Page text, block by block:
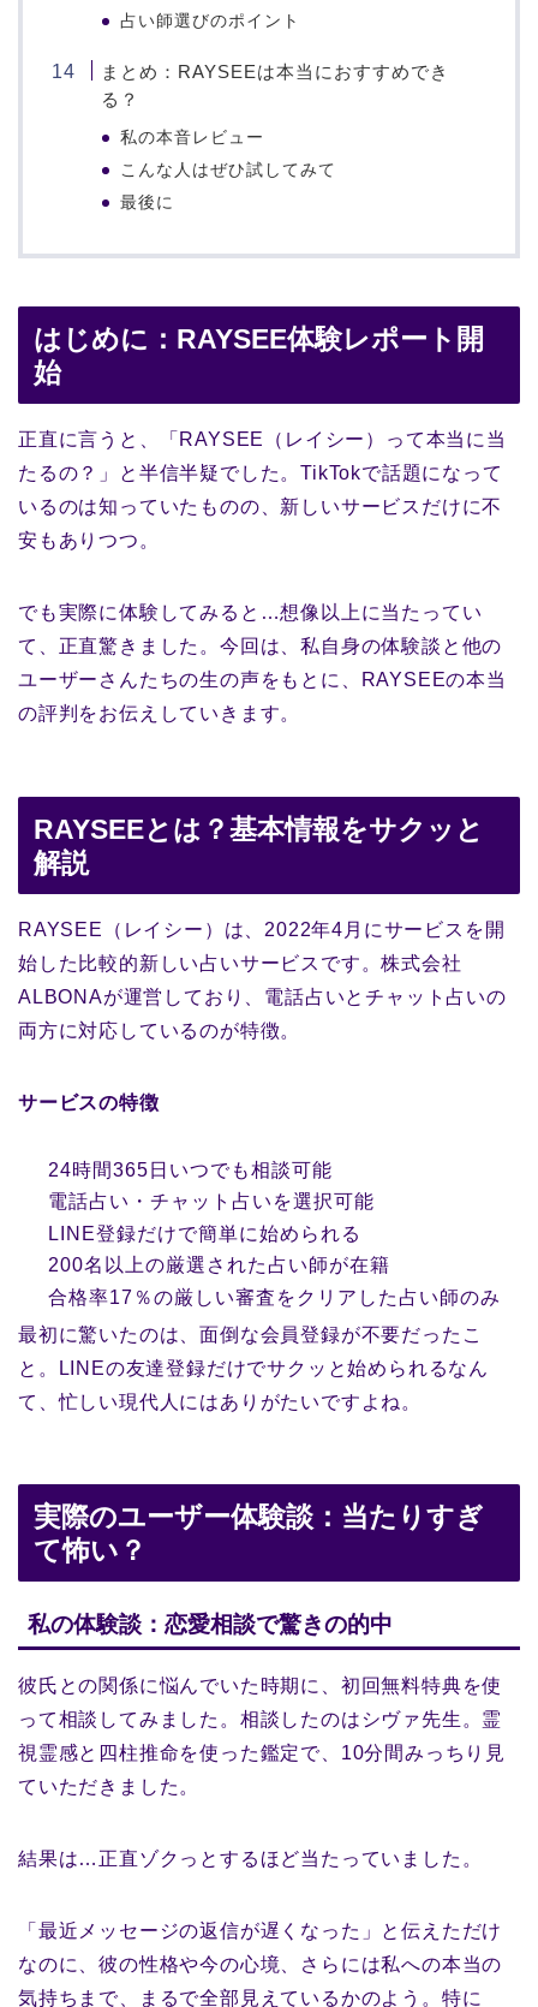
占い師選びのポイント
まとめ：RAYSEEは本当におすすめでき
る？
私の本音レビュー
こんな人はぜひ試してみて
最後に
はじめに：RAYSEE体験レポート開
始
正直に言うと、「RAYSEE（レイシー）って本当に当
たるの？」と半信半疑でした。TikTokで話題になって
いるのは知っていたものの、新しいサービスだけに不
安もありつつ。
でも実際に体験してみると…想像以上に当たってい
て、正直驚きました。今回は、私自身の体験談と他の
ユーザーさんたちの生の声をもとに、RAYSEEの本当
の評判をお伝えしていきます。
RAYSEEとは？基本情報をサクッと
解説
RAYSEE（レイシー）は、2022年4月にサービスを開
始した比較的新しい占いサービスです。株式会社
ALBONAが運営しており、電話占いとチャット占いの
両方に対応しているのが特徴。
サービスの特徴
24時間365日いつでも相談可能
電話占い・チャット占いを選択可能
LINE登録だけで簡単に始められる
200名以上の厳選された占い師が在籍
合格率17％の厳しい審査をクリアした占い師のみ
最初に驚いたのは、面倒な会員登録が不要だったこ
と。LINEの友達登録だけでサクッと始められるなん
て、忙しい現代人にはありがたいですよね。
実際のユーザー体験談：当たりすぎ
て怖い？
私の体験談：恋愛相談で驚きの的中
彼氏との関係に悩んでいた時期に、初回無料特典を使
って相談してみました。相談したのはシヴァ先生。霊
視霊感と四柱推命を使った鑑定で、10分間みっちり見
ていただきました。
結果は…正直ゾクっとするほど当たっていました。
「最近メッセージの返信が遅くなった」と伝えただけ
なのに、彼の性格や今の心境、さらには私への本当の
気持ちまで、まるで全部見えているかのよう。特に